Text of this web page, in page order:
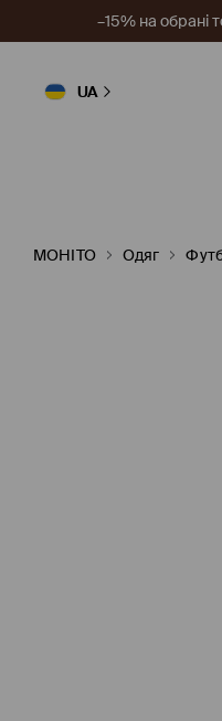
–15% на обрані
UA
MOHITO Одяг